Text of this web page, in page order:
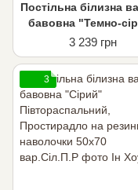
Постільна білизна
бавовна "Темно-
Півтораспальний,
Простирадло на
наволочки 50х70
3 239 грн
3